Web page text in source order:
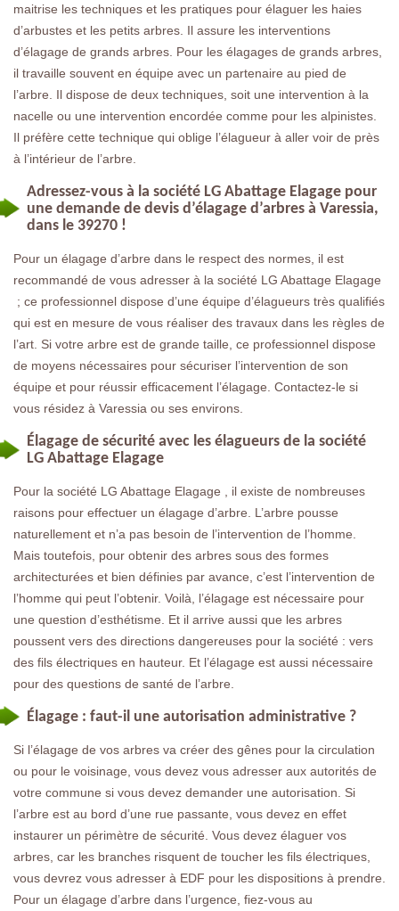
maitrise les techniques et les pratiques pour élaguer les haies
d’arbustes et les petits arbres. Il assure les interventions
d’élagage de grands arbres. Pour les élagages de grands arbres,
il travaille souvent en équipe avec un partenaire au pied de
l’arbre. Il dispose de deux techniques, soit une intervention à la
nacelle ou une intervention encordée comme pour les alpinistes.
Il préfère cette technique qui oblige l’élagueur à aller voir de près
à l’intérieur de l’arbre.
Adressez-vous à la société LG Abattage Elagage pour
une demande de devis d’élagage d’arbres à Varessia,
dans le 39270 !
Pour un élagage d’arbre dans le respect des normes, il est
recommandé de vous adresser à la société LG Abattage Elagage
; ce professionnel dispose d’une équipe d’élagueurs très qualifiés
qui est en mesure de vous réaliser des travaux dans les règles de
l’art. Si votre arbre est de grande taille, ce professionnel dispose
de moyens nécessaires pour sécuriser l’intervention de son
équipe et pour réussir efficacement l’élagage. Contactez-le si
vous résidez à Varessia ou ses environs.
Élagage de sécurité avec les élagueurs de la société
LG Abattage Elagage
Pour la société LG Abattage Elagage , il existe de nombreuses
raisons pour effectuer un élagage d’arbre. L’arbre pousse
naturellement et n’a pas besoin de l’intervention de l’homme.
Mais toutefois, pour obtenir des arbres sous des formes
architecturées et bien définies par avance, c’est l’intervention de
l’homme qui peut l’obtenir. Voilà, l’élagage est nécessaire pour
une question d’esthétisme. Et il arrive aussi que les arbres
poussent vers des directions dangereuses pour la société : vers
des fils électriques en hauteur. Et l’élagage est aussi nécessaire
pour des questions de santé de l’arbre.
Élagage : faut-il une autorisation administrative ?
Si l’élagage de vos arbres va créer des gênes pour la circulation
ou pour le voisinage, vous devez vous adresser aux autorités de
votre commune si vous devez demander une autorisation. Si
l’arbre est au bord d’une rue passante, vous devez en effet
instaurer un périmètre de sécurité. Vous devez élaguer vos
arbres, car les branches risquent de toucher les fils électriques,
vous devrez vous adresser à EDF pour les dispositions à prendre.
Pour un élagage d’arbre dans l’urgence, fiez-vous au